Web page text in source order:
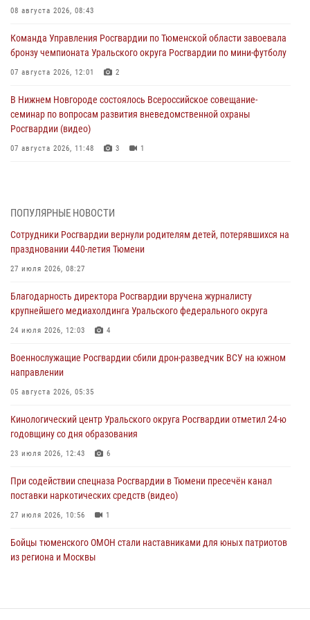
08 августа 2026, 08:43
Команда Управления Росгвардии по Тюменской области завоевала
бронзу чемпионата Уральского округа Росгвардии по мини-футболу
07 августа 2026, 12:01 2
В Нижнем Новгороде состоялось Всероссийское совещание-
семинар по вопросам развития вневедомственной охраны
Росгвардии (видео)
07 августа 2026, 11:48 3 1
07 августа 2026, 10:57 5
Память военнослужащих, погибших в разные годы при исполнении
воинского долга, почтили в кинологическом центре Уральского
округа Росгвардии
Росгвардейцы в Тюменской области знакомят детей со своей
службой и напоминают о мерах безопасности
Росгвардейцы приняли участие в фотопроекте «Прогуляемся по
Тюменской области» в рамках акции «Храним огонь Победы»
Росгвардейцы в Тюменской области почтили память генерала
армии Ивана Кирилловича Яковлева
ПОПУЛЯРНЫЕ НОВОСТИ
Сотрудники Росгвардии вернули родителям детей, потерявшихся на
праздновании 440-летия Тюмени
27 июля 2026, 08:27
Благодарность директора Росгвардии вручена журналисту
крупнейшего медиахолдинга Уральского федерального округа
24 июля 2026, 12:03 4
Военнослужащие Росгвардии сбили дрон-разведчик ВСУ на южном
направлении
05 августа 2026, 05:35
Кинологический центр Уральского округа Росгвардии отметил 24-ю
годовщину со дня образования
23 июля 2026, 12:43 6
При содействии спецназа Росгвардии в Тюмени пресечён канал
поставки наркотических средств (видео)
27 июля 2026, 10:56 1
Бойцы тюменского ОМОН стали наставниками для юных патриотов
из региона и Москвы